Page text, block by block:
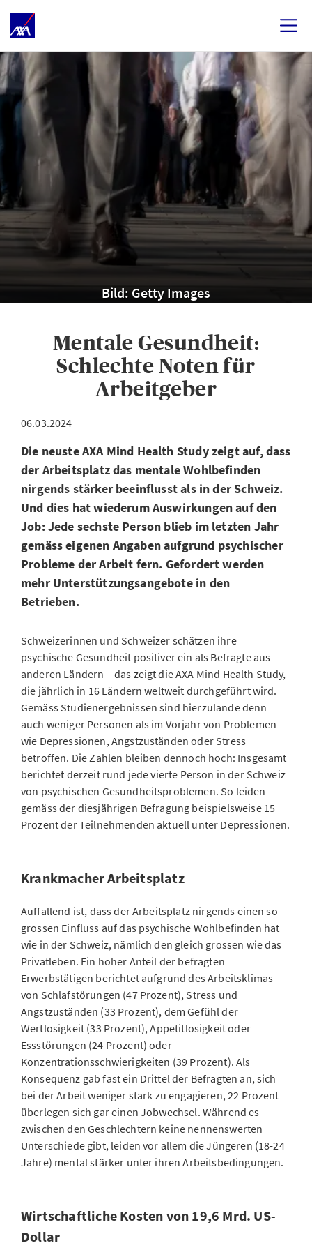
Bild: Getty Images
Mentale Gesundheit:
Schlechte Noten für
Arbeitgeber
06.03.2024
Die neuste AXA Mind Health Study zeigt auf, dass
der Arbeitsplatz das mentale Wohlbefinden
nirgends stärker beeinflusst als in der Schweiz.
Und dies hat wiederum Auswirkungen auf den
Job: Jede sechste Person blieb im letzten Jahr
gemäss eigenen Angaben aufgrund psychischer
Probleme der Arbeit fern. Gefordert werden
mehr Unterstützungsangebote in den
Betrieben.
Schweizerinnen und Schweizer schätzen ihre
psychische Gesundheit positiver ein als Befragte aus
anderen Ländern – das zeigt die AXA Mind Health Study,
die jährlich in 16 Ländern weltweit durchgeführt wird.
Gemäss Studienergebnissen sind hierzulande denn
auch weniger Personen als im Vorjahr von Problemen
wie Depressionen, Angstzuständen oder Stress
betroffen. Die Zahlen bleiben dennoch hoch: Insgesamt
berichtet derzeit rund jede vierte Person in der Schweiz
von psychischen Gesundheitsproblemen. So leiden
gemäss der diesjährigen Befragung beispielsweise 15
Prozent der Teilnehmenden aktuell unter Depressionen.
Krankmacher Arbeitsplatz
Auffallend ist, dass der Arbeitsplatz nirgends einen so
grossen Einfluss auf das psychische Wohlbefinden hat
wie in der Schweiz, nämlich den gleich grossen wie das
Privatleben. Ein hoher Anteil der befragten
Erwerbstätigen berichtet aufgrund des Arbeitsklimas
von Schlafstörungen (47 Prozent), Stress und
Angstzuständen (33 Prozent), dem Gefühl der
Wertlosigkeit (33 Prozent), Appetitlosigkeit oder
Essstörungen (24 Prozent) oder
Konzentrationsschwierigkeiten (39 Prozent). Als
Konsequenz gab fast ein Drittel der Befragten an, sich
bei der Arbeit weniger stark zu engagieren, 22 Prozent
überlegen sich gar einen Jobwechsel. Während es
zwischen den Geschlechtern keine nennenswerten
Unterschiede gibt, leiden vor allem die Jüngeren (18-24
Jahre) mental stärker unter ihren Arbeitsbedingungen.
Wirtschaftliche Kosten von 19,6 Mrd. US-
Dollar